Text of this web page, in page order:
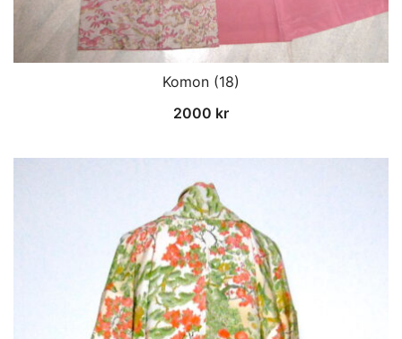
Komon (18)
2000 kr